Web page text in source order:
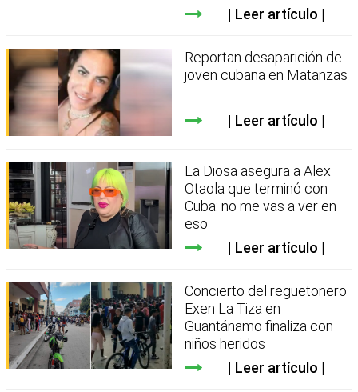
Leer artículo
Reportan desaparición de
joven cubana en Matanzas
Leer artículo
La Diosa asegura a Alex
Otaola que terminó con
Cuba: no me vas a ver en
eso
Leer artículo
Concierto del reguetonero
Exen La Tiza en
Guantánamo finaliza con
niños heridos
Leer artículo